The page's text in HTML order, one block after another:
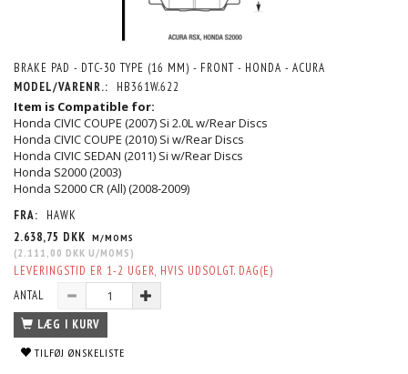
BRAKE PAD - DTC-30 TYPE (16 MM) - FRONT - HONDA - ACURA
MODEL/VARENR.:
HB361W.622
Item is Compatible for:
Honda CIVIC COUPE (2007) Si 2.0L w/Rear Discs
Honda CIVIC COUPE (2010) Si w/Rear Discs
Honda CIVIC SEDAN (2011) Si w/Rear Discs
Honda S2000 (2003)
Honda S2000 CR (All) (2008-2009)
FRA:
HAWK
2.638,75 DKK M/MOMS
(2.111,00 DKK U/MOMS )
LEVERINGSTID ER 1-2 UGER, HVIS UDSOLGT. DAG(E)
ANTAL
LÆG I KURV
TILFØJ ØNSKELISTE